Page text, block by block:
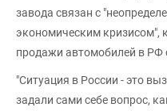
завода связан с
экономическим кризисом",
продажи автомобилей в РФ
"Ситуация в России - это
задали сами себе вопрос,